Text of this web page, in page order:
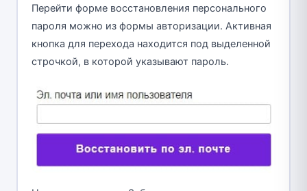
Перейти форме восстановления персонального
пароля можно из формы авторизации. Активная
кнопка для перехода находится под выделенной
строчкой, в которой указывают пароль.